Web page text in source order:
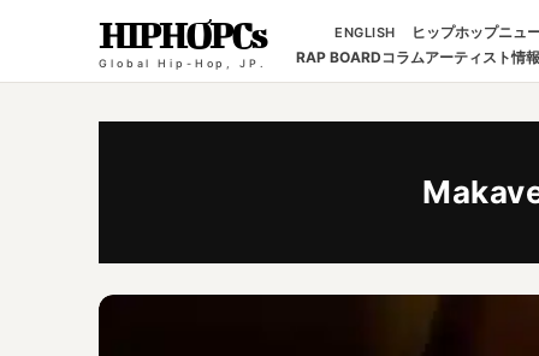
HIPHOPCs
Global Hip-Hop, JP.
ENGLISH
ヒップホップニュ
RAP BOARDコラムアーティスト情報